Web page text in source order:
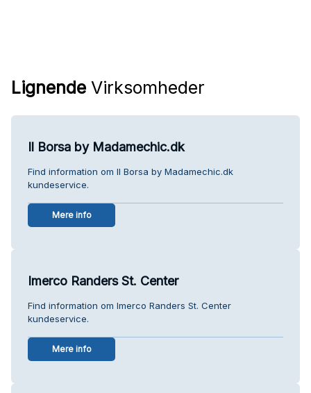
Lignende Virksomheder
Il Borsa by Madamechic.dk
Find information om Il Borsa by Madamechic.dk
kundeservice.
Mere info
Imerco Randers St. Center
Find information om Imerco Randers St. Center
kundeservice.
Mere info